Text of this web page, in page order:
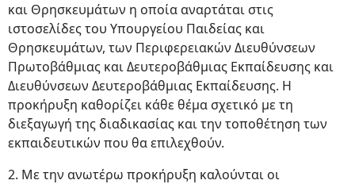
και Θρησκευμάτων η οποία αναρτάται στις
ιστοσελίδες του Υπουργείου Παιδείας και
Θρησκευμάτων, των Περιφερειακών Διευθύνσεων
Πρωτοβάθμιας και Δευτεροβάθμιας Εκπαίδευσης και
Διευθύνσεων Δευτεροβάθμιας Εκπαίδευσης. Η
προκήρυξη καθορίζει κάθε θέμα σχετικό με τη
διεξαγωγή της διαδικασίας και την τοποθέτηση των
εκπαιδευτικών που θα επιλεχθούν.
2. Με την ανωτέρω προκήρυξη καλούνται οι